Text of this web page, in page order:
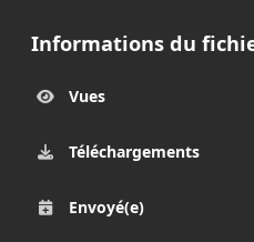
Informations du
Vues
Téléchargements
Envoyé(e)